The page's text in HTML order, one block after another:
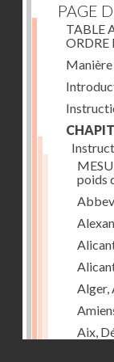
PAGE
TABLE
ORDRE
Manière
poids
Alger,
Aix,